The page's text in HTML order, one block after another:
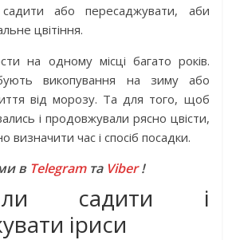
або пересаджувати, аби
цвітіння.
на одному місці багато років.
викопування на зиму або
від морозу. Та для того, щоб
і продовжували рясно цвісти,
визначити час і спосіб посадки.
в Telegramта Viber!
садити і
іриси